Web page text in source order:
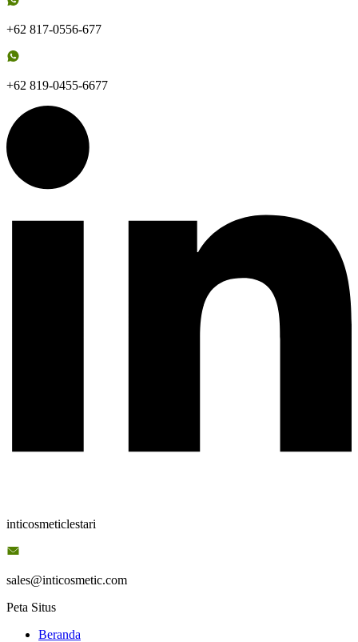
+62 817-0556-677
+62 819-0455-6677
inticosmeticlestari
sales@inticosmetic.com
Peta Situs
Beranda